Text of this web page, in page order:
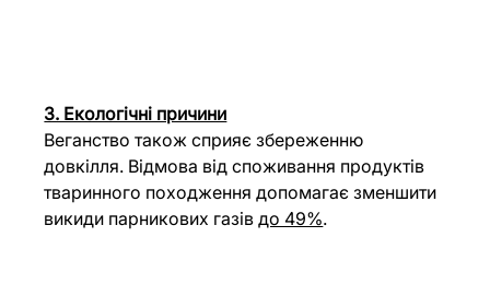
3. Екологічні причини
Веганство також сприяє збереженню
довкілля. Відмова від споживання продуктів
тваринного походження допомагає зменшити
викиди парникових газів до 49%.